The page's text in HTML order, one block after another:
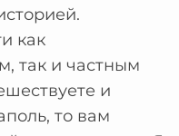
как
так и частным
и
то вам